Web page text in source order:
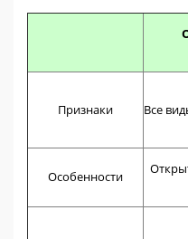
Признаки Все
Особенности